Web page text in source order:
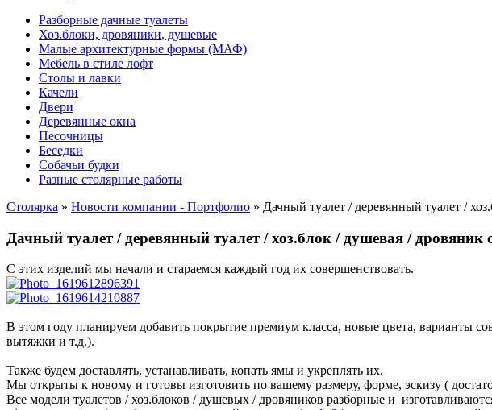
Разборные дачные туалеты
Хоз.блоки, дровяники, душевые
Малые архитектурные формы (МАФ)
Мебель в стиле лофт
Столы и лавки
Качели
Двери
Деревянные окна
Песочницы
Беседки
Собачьи будки
Разные столярные работы
Столярка » Новости компании - Портфолио » Дачный туалет / деревянный туалет /
Дачный туалет / деревянный туалет / хоз.блок / душевая / дровяник
С этих изделий мы начали и стараемся каждый год их совершенствовать.
В этом году планируем добавить покрытие премиум класса, новые цвета, варианты
вытяжки и т.д.).
Также будем доставлять, устанавливать, копать ямы и укреплять их.
Мы открыты к новому и готовы изготовить по вашему размеру, форме, эскизу (
Все модели туалетов / хоз.блоков / душевых / дровяников разборные и